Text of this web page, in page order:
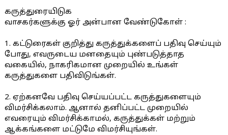
கருத்துரையிடுக
வாசகர்களுக்கு ஓர் அன்பான வேண்டுகோள் :
1. கட்டுரைகள் குறித்து கருத்துக்களைப் பதிவு செய்யும்
போது, எவருடைய மனதையும் புண்படுத்தாத
வகையில், நாகரிகமான முறையில் உங்கள்
கருத்துகளை பதிவிடுங்கள்.
2. ஏற்கனவே பதிவு செய்யப்பட்ட கருத்துகளையும்
விமர்சிக்கலாம். ஆனால் தனிப்பட்ட முறையில்
எவரையும் விமர்சிக்காமல், கருத்துக்கள் மற்றும்
ஆக்கங்களை மட்டுமே விமர்சியுங்கள்.